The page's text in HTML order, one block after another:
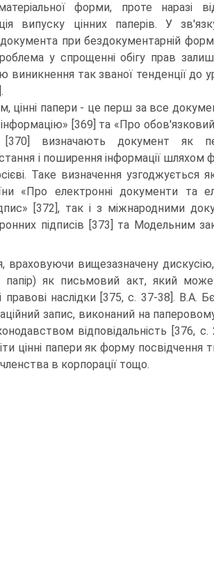
форми, проте наразі
випуску цінних паперів. У
документа при бездокументарній
у спрощенні обігу прав
виникнення так званої тенденції до
цінні папери - це перш за все
[369] та «Про
[370] ви­значають документ як
і поширення інформації шляхом
Таке визначення узгоджується
«Про електронні документи та
[372], так і з міжнародними
підписів [373] та Модельним
враховуючи вищезазначену
як письмовий акт, який може
наслідки [375, с. 37-38]. В.А.
запис, виконаний на паперовому
відповідальність [376, с.
цінні папери як форму посвідчення
в корпорації тощо.